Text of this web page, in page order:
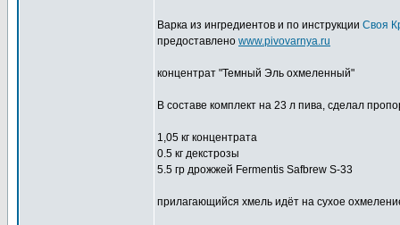
Варка из ингредиентов и по инструкции Своя
предоставлено www.pivovarnya.ru
концентрат "Темный Эль охмеленный"
В составе комплект на 23 л пива, сделал
1,05 кг концентрата
0.5 кг декстрозы
5.5 гр дрожжей Fermentis Safbrew S-33
прилагающийся хмель идёт на сухое